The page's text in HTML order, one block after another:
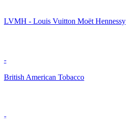
LVMH - Louis Vuitton Moët Hennessy
-
British American Tobacco
-